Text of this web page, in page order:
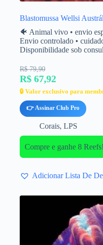
Blastomussa Wellsi
🐠 Animal vivo • envio
Envio controlado •
Disponibilidade sob
R$ 79,90
R$ 67,92
🔒 Valor exclusivo para
👉 Assinar Club Pro
Corais, LPS
Compre e ganhe 8 Reefs!
Adicionar Lista De